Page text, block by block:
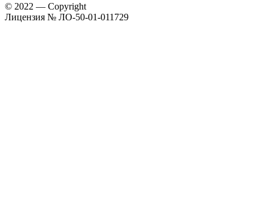
© 2022 — Copyright
Лицензия № ЛО-50-01-011729